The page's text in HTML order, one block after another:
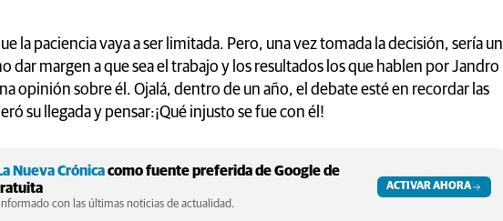
la paciencia vaya a ser limitada. Pero, una vez tomada la decisión, sería un
dar margen a que sea el trabajo y los resultados los que hablen por Jandro
opinión sobre él. Ojalá, dentro de un año, el debate esté en recordar las
su llegada y pensar:¡Qué injusto se fue con él!
La Nueva Crónicacomo fuente preferida de Google de
con las últimas noticias de actualidad.
ACTIVAR AHORA